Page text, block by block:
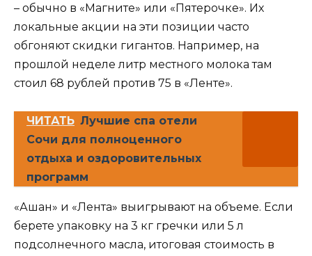
– обычно в «Магните» или «Пятерочке». Их
локальные акции на эти позиции часто
обгоняют скидки гигантов. Например, на
прошлой неделе литр местного молока там
стоил 68 рублей против 75 в «Ленте».
ЧИТАТЬ Лучшие спа отели
Сочи для полноценного
отдыха и оздоровительных
программ
«Ашан» и «Лента» выигрывают на объеме. Если
берете упаковку на 3 кг гречки или 5 л
подсолнечного масла, итоговая стоимость в